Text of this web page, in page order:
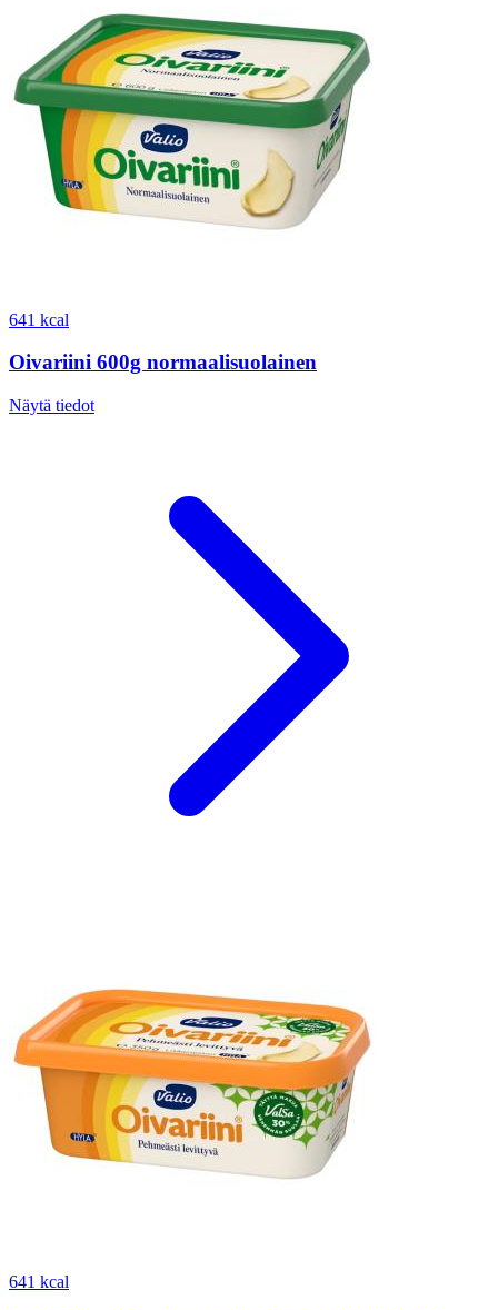
641 kcal
Oivariini 600g normaalisuolainen
Näytä tiedot
641 kcal